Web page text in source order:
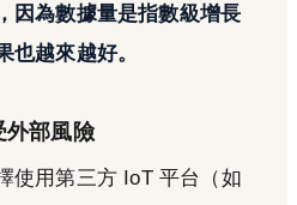
因為數據量是指數級增長
也越來越好。
外部風險
使用第三方 IoT 平台（如